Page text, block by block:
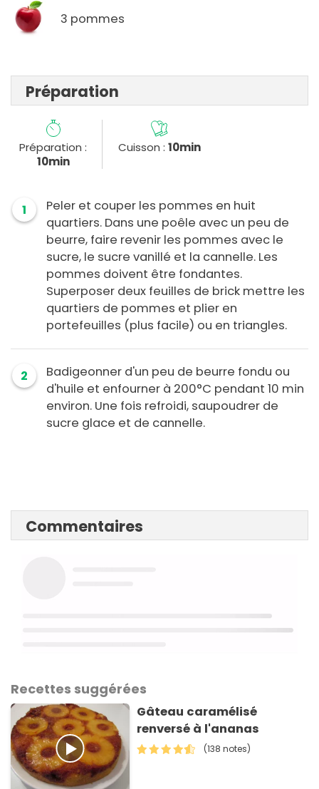
3 pommes
Préparation
Préparation :
10min
Cuisson : 10min
1
Peler et couper les pommes en huit
quartiers. Dans une poêle avec un peu de
beurre, faire revenir les pommes avec le
sucre, le sucre vanillé et la cannelle. Les
pommes doivent être fondantes.
Superposer deux feuilles de brick mettre les
quartiers de pommes et plier en
portefeuilles (plus facile) ou en triangles.
2
Badigeonner d'un peu de beurre fondu ou
d'huile et enfourner à 200°C pendant 10 min
environ. Une fois refroidi, saupoudrer de
sucre glace et de cannelle.
Commentaires
Recettes suggérées
Gâteau caramélisé
renversé à l'ananas
(138 notes)